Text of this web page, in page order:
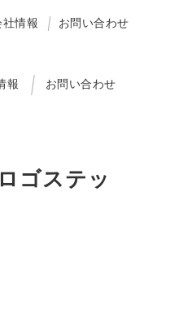
報 お問い合わせ
社情報 お問い合わせ
ゴステッ